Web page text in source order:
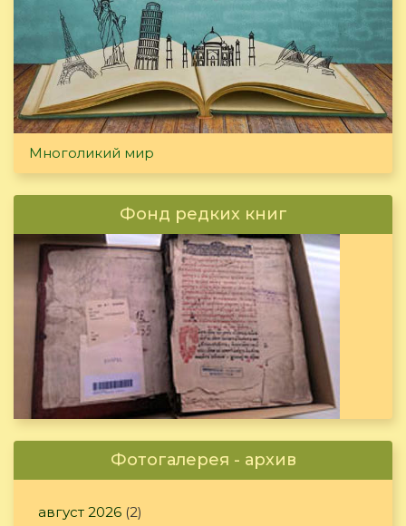
Многоликий мир
Фонд редких книг
Фотогалерея - архив
август 2026 (2)